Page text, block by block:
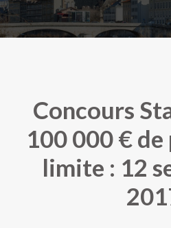
Concours
100 000 €
limite : 12